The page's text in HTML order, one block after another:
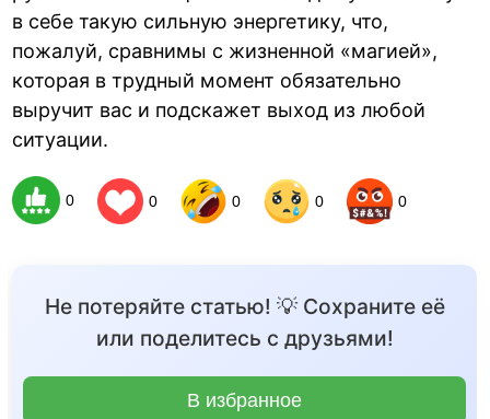
в себе такую сильную энергетику, что,
пожалуй, сравнимы с жизненной «магией»,
которая в трудный момент обязательно
выручит вас и подскажет выход из любой
ситуации.
0 0 0 0 0
Не потеряйте статью! 💡 Сохраните её
или поделитесь с друзьями!
В избранное